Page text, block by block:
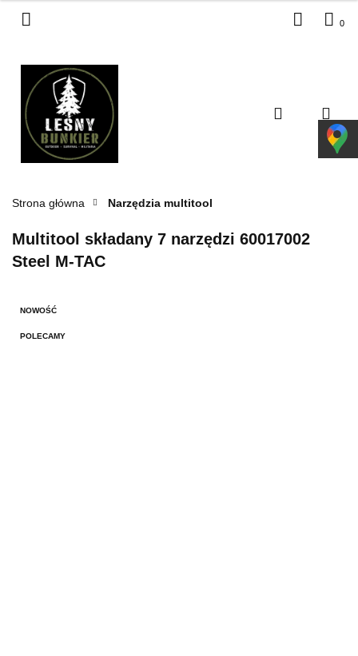
Dodaj zgłoszenie
0
Strona główna Narzędzia multitool
Multitool składany 7 narzędzi 60017002
Steel M-TAC
NOWOŚĆ
POLECAMY